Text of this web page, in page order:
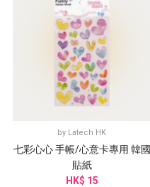
by Latech HK
七彩心心 手帳/心意卡專用 韓國
貼紙
HK$ 15